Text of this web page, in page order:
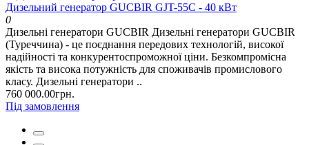
Дизельний генератор GUCBIR GJT-55C - 40 кВт
0
Дизельні генератори GUCBIR Дизельні генератори GUCBIR
(Туреччина) - це поєднання передових технологій, високої
надійності та конкурентоспроможної ціни. Безкомпромісна
якість та висока потужність для споживачів промислового
класу. Дизельні генератори ..
760 000.00грн.
Під замовлення